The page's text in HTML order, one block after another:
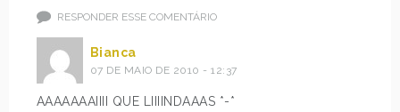
RESPONDER ESSE COMENTÁRIO
Bianca
07 DE MAIO DE 2010 - 12:37
AAAAAAAIIII QUE LIIIINDAAAS *-*